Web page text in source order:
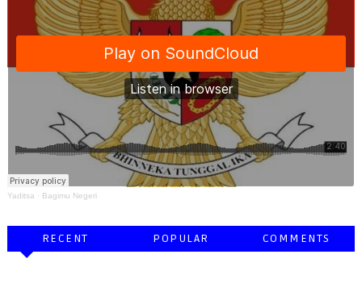
Yaditsa · Bagimu Negeri
RECENT POPULAR COMMENTS